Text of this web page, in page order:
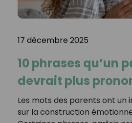
17 décembre 2025
10 phrases qu’un
devrait plus
Les mots des parents ont
sur la construction